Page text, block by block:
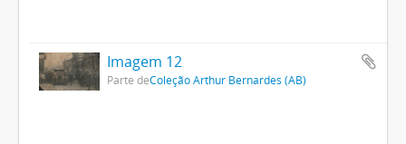
Imagem 12
Parte deColeção Arthur Bernardes (AB)